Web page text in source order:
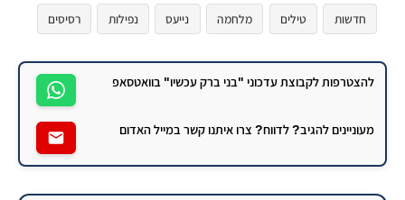
חדשות טילים מלחמה נייעס נפילות רסיסים
להצטרפות לקבוצת עדכוני "בני ברק עכשיו" בוואטסאפ
מעוניינים להגיב? לדווח? צרו איתנו קשר במייל האדום